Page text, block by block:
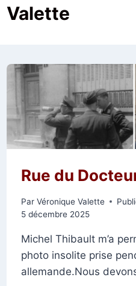
Valette
Rue du
Par Véronique Valette
5 décembre 2025
Michel Thibault m’a
photo insolite prise
allemande.Nous